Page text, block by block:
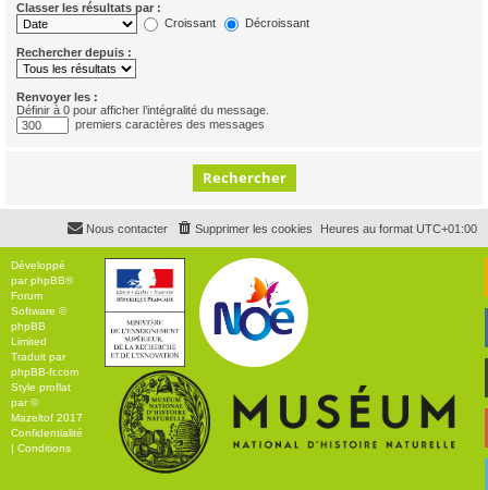
Classer les résultats par :
Croissant
Décroissant
Rechercher depuis :
Renvoyer les :
Définir à 0 pour afficher l’intégralité du message.
premiers caractères des messages
Heures au format UTC+01:00
Supprimer les cookies
Nous contacter
Développé
parphpBB®
Forum
Software ©
phpBB
Limited
Traduit par
phpBB-fr.com
Style proflat
par ©
Mazeltof 2017
Confidentialité
Conditions